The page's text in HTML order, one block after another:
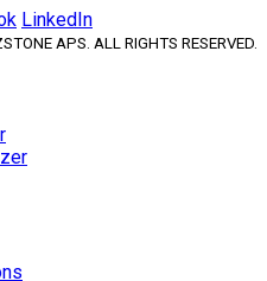
LinkedIn
APS. ALL RIGHTS RESERVED.